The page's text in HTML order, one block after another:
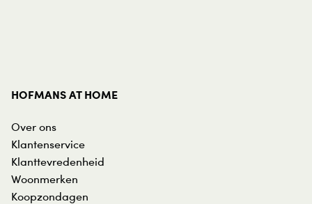
HOFMANS AT HOME
Over ons
Klantenservice
Klanttevredenheid
Woonmerken
Koopzondagen